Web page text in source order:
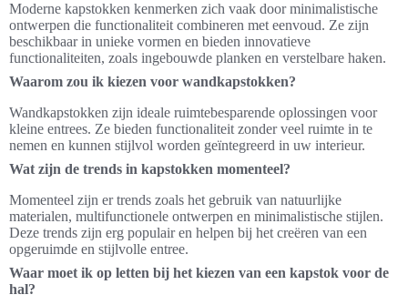
Moderne kapstokken kenmerken zich vaak door minimalistische
ontwerpen die functionaliteit combineren met eenvoud. Ze zijn
beschikbaar in unieke vormen en bieden innovatieve
functionaliteiten, zoals ingebouwde planken en verstelbare haken.
Waarom zou ik kiezen voor wandkapstokken?
Wandkapstokken zijn ideale ruimtebesparende oplossingen voor
kleine entrees. Ze bieden functionaliteit zonder veel ruimte in te
nemen en kunnen stijlvol worden geïntegreerd in uw interieur.
Wat zijn de trends in kapstokken momenteel?
Momenteel zijn er trends zoals het gebruik van natuurlijke
materialen, multifunctionele ontwerpen en minimalistische stijlen.
Deze trends zijn erg populair en helpen bij het creëren van een
opgeruimde en stijlvolle entree.
Waar moet ik op letten bij het kiezen van een kapstok voor de
hal?